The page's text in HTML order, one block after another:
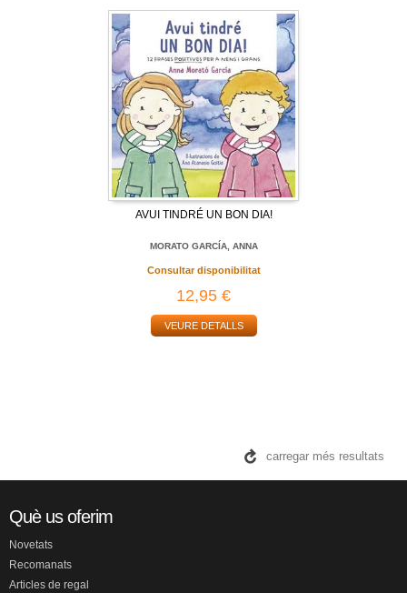
AVUI TINDRÉ UN BON DIA!
MORATO GARCÍA, ANNA
Consultar disponibilitat
12,95 €
VEURE DETALLS
carregar més resultats
Què us oferim
Novetats
Recomanats
Articles de regal